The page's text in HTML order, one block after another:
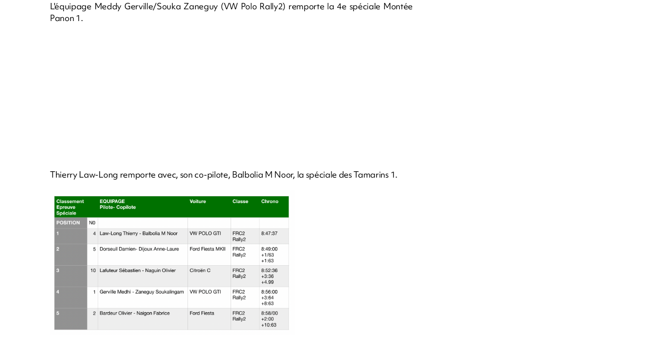
L'équipage Meddy Gerville/Souka Zaneguy (VW Polo Rally2) remporte la 4e spéciale Montée
Panon 1.
Thierry Law-Long remporte avec, son co-pilote, Balbolia M Noor, la spéciale des Tamarins 1.